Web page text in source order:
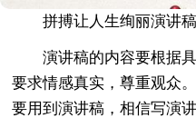
拼搏让人生绚丽演讲稿
演讲稿的内容要根据
要求情感真实，尊重观众
要用到演讲稿，相信写演